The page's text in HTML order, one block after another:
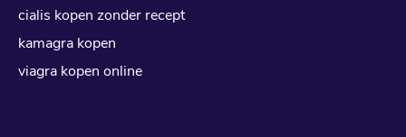
cialis kopen zonder recept
kamagra kopen
viagra kopen online